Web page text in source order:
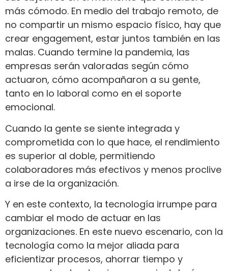
más cómodo. En medio del trabajo remoto, de
no compartir un mismo espacio físico, hay que
crear engagement, estar juntos también en las
malas. Cuando termine la pandemia, las
empresas serán valoradas según cómo
actuaron, cómo acompañaron a su gente,
tanto en lo laboral como en el soporte
emocional.
Cuando la gente se siente integrada y
comprometida con lo que hace, el rendimiento
es superior al doble, permitiendo
colaboradores más efectivos y menos proclive
a irse de la organización.
Y en este contexto, la tecnología irrumpe para
cambiar el modo de actuar en las
organizaciones. En este nuevo escenario, con la
tecnología como la mejor aliada para
eficientizar procesos, ahorrar tiempo y